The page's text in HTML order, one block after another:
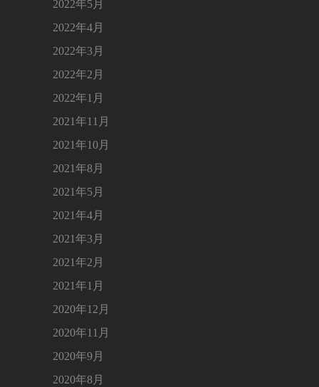
2022年5月
2022年4月
2022年3月
2022年2月
2022年1月
2021年11月
2021年10月
2021年8月
2021年5月
2021年4月
2021年3月
2021年2月
2021年1月
2020年12月
2020年11月
2020年9月
2020年8月